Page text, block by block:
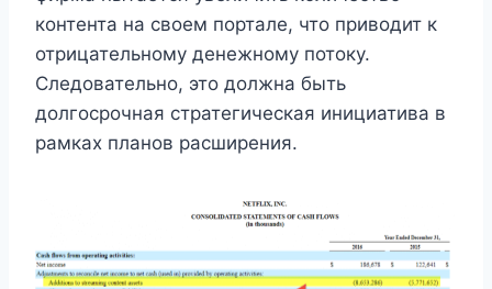
контента на своем портале, что приводит к
отрицательному денежному потоку.
Следовательно, это должна быть
долгосрочная стратегическая инициатива в
рамках планов расширения.